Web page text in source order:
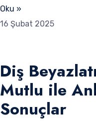
Oku »
16 Şubat 2025
Diş
Mutlu ile
Sonuçlar